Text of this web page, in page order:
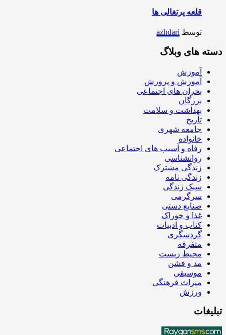
قلعه پرتغالی ها
توسط azhdari
دسته های وبلاگ
آموزش
آموزش و پرورش
بحران های اجتماعی
بزرگان
بهداشت و سلامت
تاریخ
جامعه شهری
خانواده
رفاه و آسیب های اجتماعی
روانشناسی
زندگی مشترک
زندگی نامه
سبک زندگی
سرگرمی
صنایع دستی
غذا و خوراک
کتاب و ادبیات
گردشگری
متفرقه
محیط زیست
مد و فشن
موسیقی
میراث فرهنگی
ورزش
تبلیغات